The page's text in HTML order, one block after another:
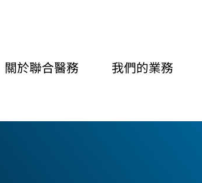
關於聯合醫務 我們的業務